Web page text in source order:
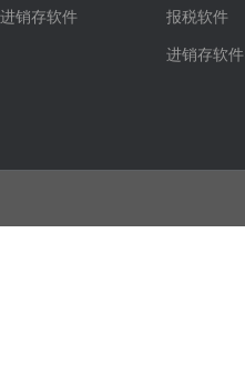
进销存软件
报税软件
进销存软件